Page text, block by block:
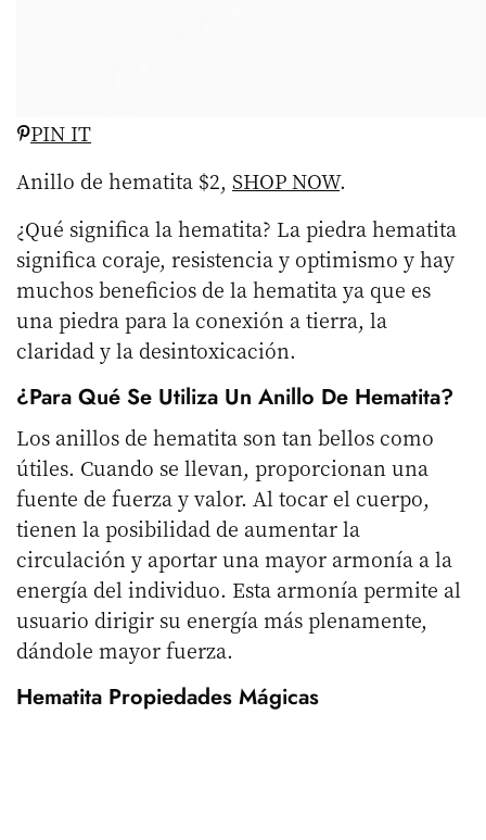
PIN IT
Anillo de hematita $2,SHOP NOW.
¿Qué significa la hematita? La piedra hematita
significa coraje, resistencia y optimismo y hay
muchos beneficios de la hematita ya que es
una piedra para la conexión a tierra, la
claridad y la desintoxicación.
¿Para Qué Se Utiliza Un Anillo De Hematita?
Los anillos de hematita son tan bellos como
útiles. Cuando se llevan, proporcionan una
fuente de fuerza y valor. Al tocar el cuerpo,
tienen la posibilidad de aumentar la
circulación y aportar una mayor armonía a la
energía del individuo. Esta armonía permite al
usuario dirigir su energía más plenamente,
dándole mayor fuerza.
Hematita Propiedades Mágicas